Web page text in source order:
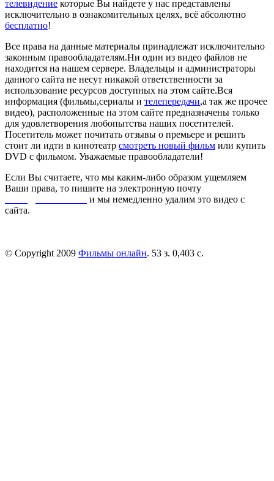
телевидение которые Вы найдете у нас представлены
исключительно в ознакомительных целях, всё абсолютно
бесплатно!
Все права на данные материалы принадлежат исключительно
законным правообладателям.Ни один из видео файлов не
находится на нашем сервере. Владельцы и администраторы
данного сайта не несут никакой ответственности за
использование ресурсов доступных на этом сайте.Вся
информация (фильмы,сериалы и телепередачи,а так же прочее
видео), расположенные на этом сайте предназначены только
для удовлетворения любопытства наших посетителей.
Посетитель может почитать отзывы о премьере и решить
стоит ли идти в кинотеатр смотреть новый фильм или купить
DVD с фильмом. Уважаемые правообладатели!
Если Вы считаете, что мы каким-либо образом ущемляем
Ваши права, то пишите на электронную почту
и мы немедленно удалим это видео с
сайта.
© Copyright 2009 Фильмы онлайн. 53 з. 0,403 с.